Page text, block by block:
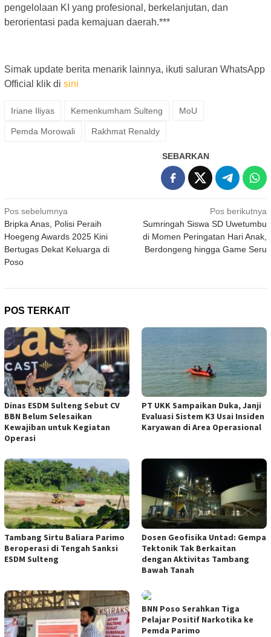
pengelolaan KI yang profesional, berkelanjutan, dan
berorientasi pada kemajuan daerah.***
Simak update berita menarik lainnya, ikuti saluran WhatsApp
Official klik di sini
Iriane Iliyas Kemenkumham Sulteng MoU
Pemda Morowali Rakhmat Renaldy
SEBARKAN
Navigasi
pos
Pos sebelumnya
Bripka Anas, Polisi Peraih
Hoegeng Awards 2025 Kini
Bertugas Dekat Keluarga di
Poso
Pos berikutnya
Sumringah Siswa SD Uwetumbu
di Momen Peringatan Hari Anak,
Berdongeng hingga Game Seru
POS TERKAIT
Dinas ESDM Sulteng Sebut CV
BBN Belum Selesaikan
Kewajiban untuk Kegiatan
Operasi
PT UKK Sampaikan Duka, Janji
Evaluasi Sistem K3 Usai Insiden
Karyawan di Area Operasional
Tambang Sirtu Baliara Parimo
Beroperasi di Tengah Sanksi
ESDM Sulteng
Dosen Geofisika Untad: Gempa
Tektonik Tak Berkaitan
dengan Aktivitas Tambang
Bawah Tanah
BNN Poso Serahkan Tiga
Pelajar Positif Narkotika ke
Pemda Parimo